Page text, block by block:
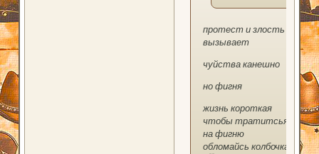
протест и злость
вызывает
чуйства канешно
но фигня
жизнь короткая
чтобы тратитсья
на фигню
обломайсь колбочка